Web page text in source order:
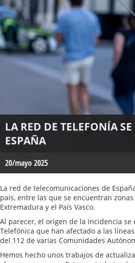
LA RED DE TELEFONÍA
ESPAÑA
20/mayo 2025
La red de telecomunicaciones de
país, entre las que se encuentran
Extremadura y el País Vasco.
Al parecer, el origen de la incidencia
Telefónica que han afectado a las
del 112 de varias Comunidades
Hemos hecho unos trabajos de